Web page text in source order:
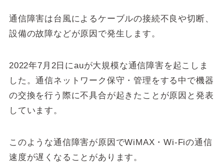
通信障害は台風によるケーブルの接続不良や切断、
設備の故障などが原因で発生します。
2022年7月2日にauが大規模な通信障害を起こしま
した。通信ネットワーク保守・管理をする中で機器
の交換を行う際に不具合が起きたことが原因と発表
しています。
このような通信障害が原因でWiMAX・Wi-Fiの通信
速度が遅くなることがあります。